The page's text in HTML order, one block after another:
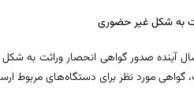
به شکل غیر حضوری
سال آینده صدور گواهی انحصار وراثت به